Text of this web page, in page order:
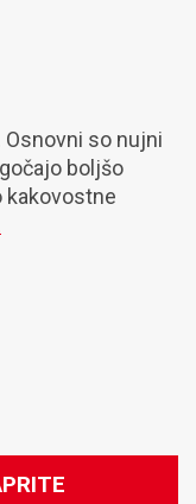
so nujni
boljšo
kakovostne